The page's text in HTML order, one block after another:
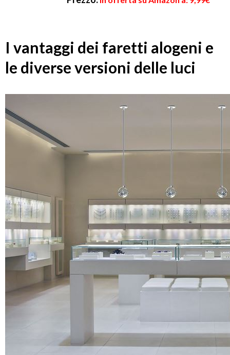
I vantaggi dei faretti alogeni e
le diverse versioni delle luci